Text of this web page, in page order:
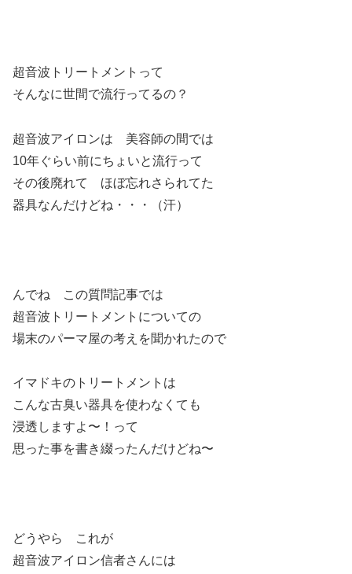
超音波トリートメントって
そんなに世間で流行ってるの？
超音波アイロンは 美容師の間では
10年ぐらい前にちょいと流行って
その後廃れて ほぼ忘れさられてた
器具なんだけどね・・・（汗）
んでね この質問記事では
超音波トリートメントについての
場末のパーマ屋の考えを聞かれたので
イマドキのトリートメントは
こんな古臭い器具を使わなくても
浸透しますよ〜！って
思った事を書き綴ったんだけどね〜
どうやら これが
超音波アイロン信者さんには